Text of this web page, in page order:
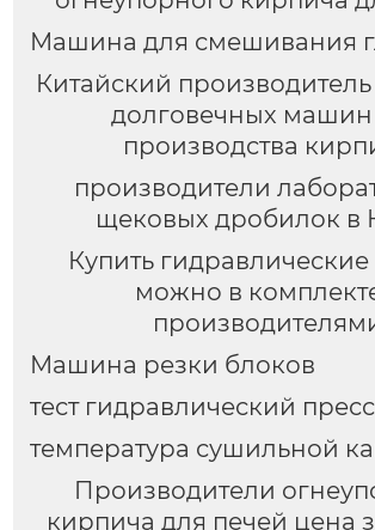
Машина для смешивания
Китайский
долговечных машин
производства
производители
щековых дробилок в
Купить
можно в
Машина резки блоков
тест гидравлический пресс
температура сушильной
Производители
кирпича для печей цена